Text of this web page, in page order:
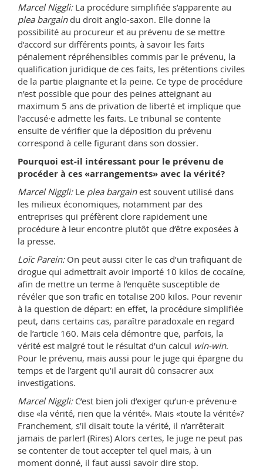
Marcel Niggli: La procédure simplifiée s’apparente au
plea bargaindu droit anglo-saxon. Elle donne la
possibilité au procureur et au prévenu de se mettre
d’accord sur différents points, à savoir les faits
pénalement répréhensibles commis par le prévenu, la
qualification juridique de ces faits, les prétentions civiles
de la partie plaignante et la peine. Ce type de procédure
n’est possible que pour des peines atteignant au
maximum 5 ans de privation de liberté et implique que
l’accusé·e admette les faits. Le tribunal se contente
ensuite de vérifier que la déposition du prévenu
correspond à celle figurant dans son dossier.
Pourquoi est-il intéressant pour le prévenu de
procéder à ces «arrangements» avec la vérité?
Marcel Niggli:Le plea bargainest souvent utilisé dans
les milieux économiques, notamment par des
entreprises qui préfèrent clore rapidement une
procédure à leur encontre plutôt que d’être exposées à
la presse.
Loïc Parein:On peut aussi citer le cas d’un trafiquant de
drogue qui admettrait avoir importé 10 kilos de cocaïne,
afin de mettre un terme à l’enquête susceptible de
révéler que son trafic en totalise 200 kilos. Pour revenir
à la question de départ: en effet, la procédure simplifiée
peut, dans certains cas, paraître paradoxale en regard
de l’article 160. Mais cela démontre que, parfois, la
vérité est malgré tout le résultat d’un calcul win-win.
Pour le prévenu, mais aussi pour le juge qui épargne du
temps et de l’argent qu’il aurait dû consacrer aux
investigations.
Marcel Niggli: C’est bien joli d’exiger qu’un·e prévenu·e
dise «la vérité, rien que la vérité». Mais «toute la vérité»?
Franchement, s’il disait toute la vérité, il n’arrêterait
jamais de parler! (Rires) Alors certes, le juge ne peut pas
se contenter de tout accepter tel quel mais, à un
moment donné, il faut aussi savoir dire stop.